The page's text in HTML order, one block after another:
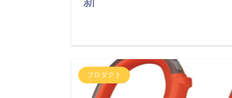
プロダクト